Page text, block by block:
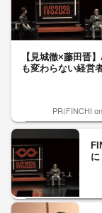
【見城徹×藤田晋
も変わらない経営
PR(FINCHI
に